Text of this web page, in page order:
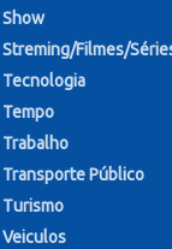
Show
Streming/Filmes/
Tecnologia
Tempo
Trabalho
Transporte Público
Turismo
Veiculos